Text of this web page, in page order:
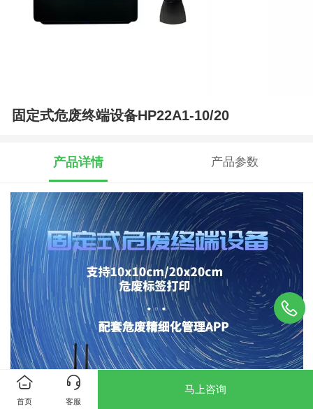
固定式危废终端设备HP22A1-10/20
产品详情 产品参数
首页 客服
马上咨询